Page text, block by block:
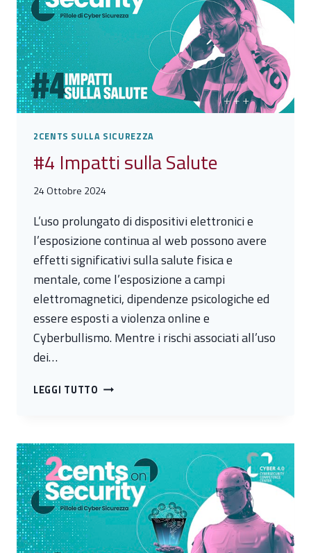
2CENTS SULLA SICUREZZA
#4 Impatti sulla Salute
24 Ottobre 2024
L’uso prolungato di dispositivi elettronici e
l’esposizione continua al web possono avere
effetti significativi sulla salute fisica e
mentale, come l’esposizione a campi
elettromagnetici, dipendenze psicologiche ed
essere esposti a violenza online e
Cyberbullismo. Mentre i rischi associati all’uso
dei…
LEGGI TUTTO #4